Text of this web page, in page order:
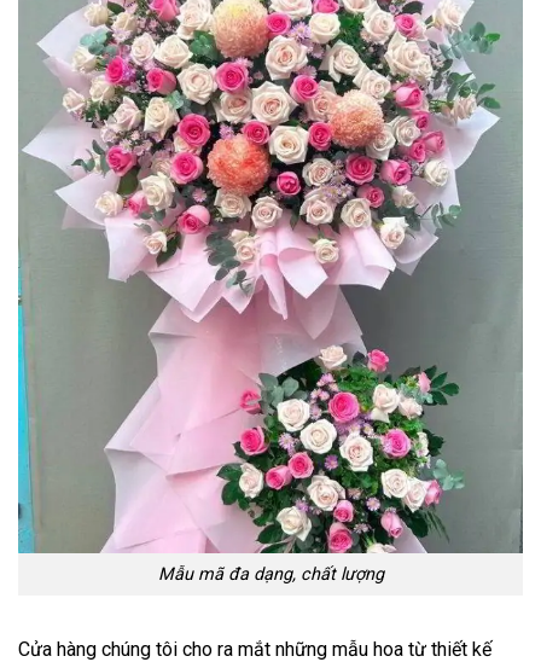
Mẫu mã đa dạng, chất lượng
Cửa hàng chúng tôi cho ra mắt những mẫu hoa từ thiết kế